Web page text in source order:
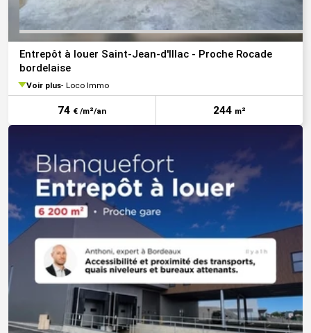
Entrepôt à louer Saint-Jean-d'Illac - Proche Rocade
bordelaise
Voir plus Loco Immo
74 € /m²/an 244 m²